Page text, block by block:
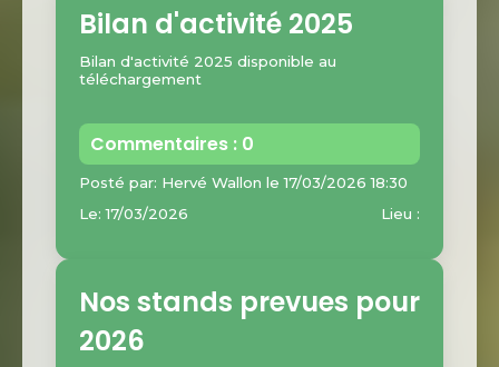
Bilan d'activité 2025
Bilan d'activité 2025 disponible au
téléchargement
Commentaires : 0
Posté par: Hervé Wallon le 17/03/2026 18:30
Le: 17/03/2026
Lieu :
Nos stands prevues pour
2026